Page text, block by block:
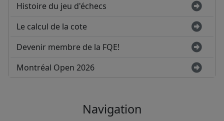
Histoire du jeu d'échecs
Le calcul de la cote
Devenir membre de la FQE!
Montréal Open 2026
Navigation